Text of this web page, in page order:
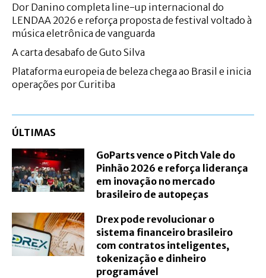
Dor Danino completa line-up internacional do
LENDAA 2026 e reforça proposta de festival voltado à
música eletrônica de vanguarda
A carta desabafo de Guto Silva
Plataforma europeia de beleza chega ao Brasil e inicia
operações por Curitiba
ÚLTIMAS
GoParts vence o Pitch Vale do
Pinhão 2026 e reforça liderança
em inovação no mercado
brasileiro de autopeças
Drex pode revolucionar o
sistema financeiro brasileiro
com contratos inteligentes,
tokenização e dinheiro
programável